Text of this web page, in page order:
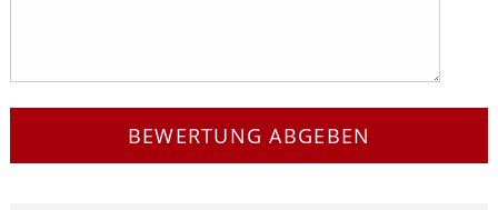
BEWERTUNG ABGEBEN